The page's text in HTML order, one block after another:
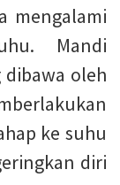
mengalami
Mandi
oleh
ke suhu
diri